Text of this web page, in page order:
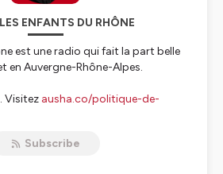
ENFANTS DU RHÔNE
est une radio qui fait la part belle
en Auvergne-Rhône-Alpes.
Visitez ausha.co/politique-de-
Subscribe